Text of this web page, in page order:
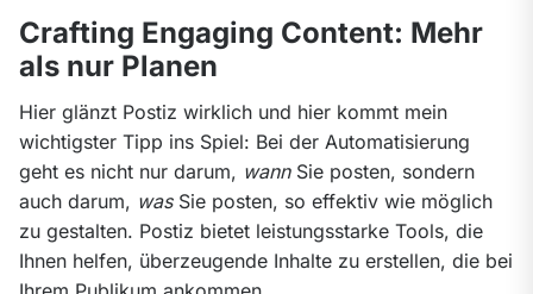
Crafting Engaging Content: Mehr
als nur Planen
Hier glänzt Postiz wirklich und hier kommt mein
wichtigster Tipp ins Spiel: Bei der Automatisierung
geht es nicht nur darum, wann Sie posten, sondern
auch darum, was Sie posten, so effektiv wie möglich
zu gestalten. Postiz bietet leistungsstarke Tools, die
Ihnen helfen, überzeugende Inhalte zu erstellen, die bei